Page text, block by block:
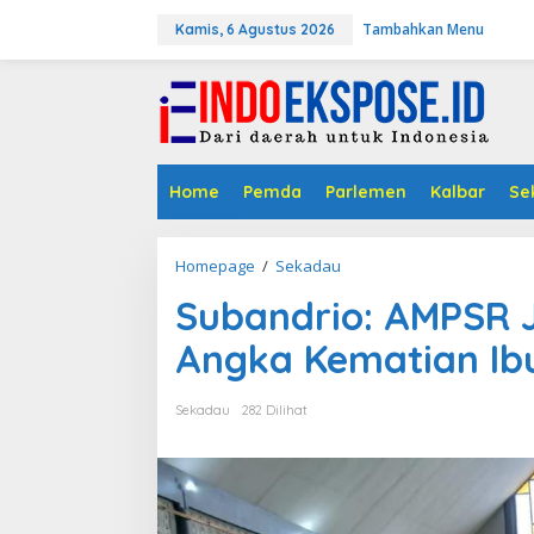
Kamis, 6 Agustus 2026 Tambahkan Menu
Home Pemda Parlemen Kalbar
Homepage / Sekadau
b
a
n
d
:
Subandrio:
Angka Kematian
Sekadau 282 Dilihat